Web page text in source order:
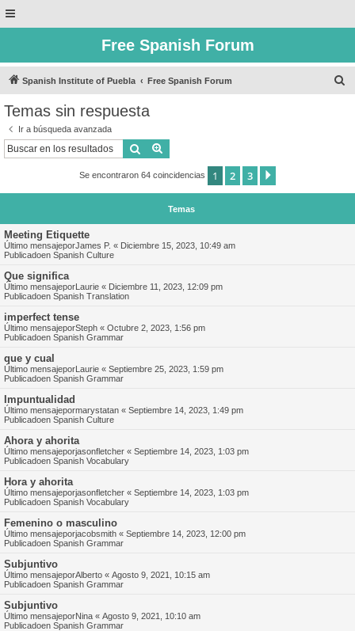
Free Spanish Forum
Spanish Institute of Puebla Free Spanish Forum
Temas sin respuesta
Ir a búsqueda avanzada
Buscar
Se encontraron 64 coincidencias 1 2 3
Temas
Meeting Etiquette
Último mensajeporJames P. « Diciembre 15, 2023, 10:49 am
Publicadoen Spanish Culture
Que significa
Último mensajeporLaurie « Diciembre 11, 2023, 12:09 pm
Publicadoen Spanish Translation
imperfect tense
Último mensajeporSteph « Octubre 2, 2023, 1:56 pm
Publicadoen Spanish Grammar
que y cual
Último mensajeporLaurie « Septiembre 25, 2023, 1:59 pm
Publicadoen Spanish Grammar
Impuntualidad
Último mensajepormarystatan « Septiembre 14, 2023, 1:49 pm
Publicadoen Spanish Culture
Ahora y ahorita
Último mensajeporjasonfletcher « Septiembre 14, 2023, 1:03 pm
Publicadoen Spanish Vocabulary
Hora y ahorita
Último mensajeporjasonfletcher « Septiembre 14, 2023, 1:03 pm
Publicadoen Spanish Vocabulary
Femenino o masculino
Último mensajeporjacobsmith « Septiembre 14, 2023, 12:00 pm
Publicadoen Spanish Grammar
Subjuntivo
Último mensajeporAlberto « Agosto 9, 2021, 10:15 am
Publicadoen Spanish Grammar
Subjuntivo
Último mensajeporNina « Agosto 9, 2021, 10:10 am
Publicadoen Spanish Grammar